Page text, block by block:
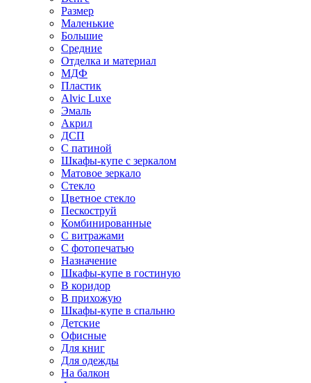
Размер
Маленькие
Большие
Средние
Отделка и материал
МДФ
Пластик
Alvic Luxe
Эмаль
Акрил
ДСП
С патиной
Шкафы-купе с зеркалом
Матовое зеркало
Стекло
Цветное стекло
Пескоструй
Комбинированные
С витражами
С фотопечатью
Назначение
Шкафы-купе в гостиную
В коридор
В прихожую
Шкафы-купе в спальню
Детские
Офисные
Для книг
Для одежды
На балкон